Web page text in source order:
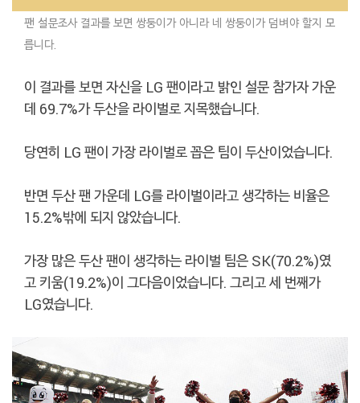
팬 설문조사 결과를 보면 쌍둥이가 아니라 네 쌍둥이가 덤벼야 할지 모
릅니다.
이 결과를 보면 자신을 LG 팬이라고 밝인 설문 참가자 가운
데 69.7%가 두산을 라이벌로 지목했습니다.
당연히 LG 팬이 가장 라이벌로 꼽은 팀이 두산이었습니다.
반면 두산 팬 가운데 LG를 라이벌이라고 생각하는 비율은
15.2%밖에 되지 않았습니다.
가장 많은 두산 팬이 생각하는 라이벌 팀은 SK(70.2%)였
고 키움(19.2%)이 그다음이었습니다. 그리고 세 번째가
LG였습니다.